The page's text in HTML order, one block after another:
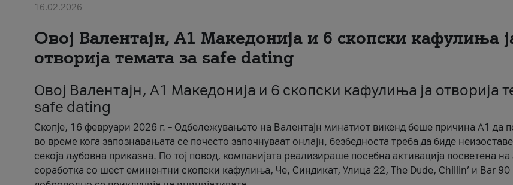
16.02.2026
Овој Валентајн, A1 Македонија и 6 скопски кафулиња
отворија темата за safe dating
Овој Валентајн, A1 Македонија и 6 скопски кафулиња ја отворија
safe dating
Скопје, 16 февруари 2026 г. – Одбележувањето на Валентајн минатиот викенд беше причина А1 да
во време кога запознавањата се почесто започнуваат онлајн, безбедноста треба да биде
секоја љубовна приказна. По тој повод, компанијата реализираше посебна активација посветена
соработка со шест еминентни скопски кафулиња, Че, Синдикат, Улица 22, The Dude, Chillin’ и Bar 90